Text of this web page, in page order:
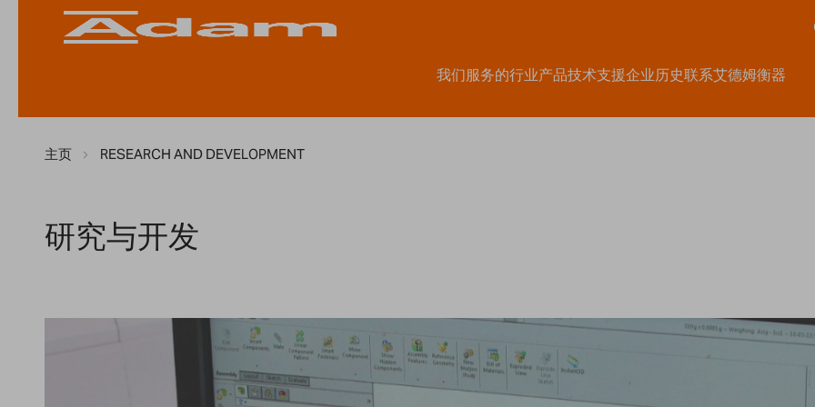
我们服务的行业产品技术支援企业历史联系艾德姆衡器
主页 RESEARCH AND DEVELOPMENT
研究与开发